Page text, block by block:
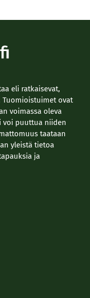
eli ratkaisevat,
Tuomioistuimet ovat
voimassa oleva
voi puuttua niiden
taataan
yleistä tietoa
ja